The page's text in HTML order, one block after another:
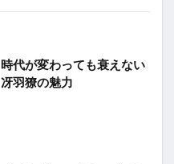
時代が変わっても衰えない
冴羽獠の魅力